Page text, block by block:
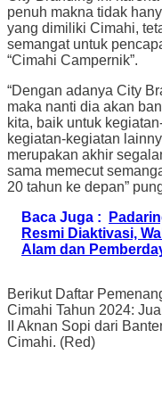
penuh makna tidak
yang dimiliki Cimahi,
semangat untuk
“Cimahi Campernik”.
“Dengan adanya City
maka nanti dia akan
kita, baik untuk
kegiatan-kegiatan
merupakan akhir
sama memecut
20 tahun ke depan”
Baca Juga :
Resmi Diaktivasi,
Alam dan
Berikut Daftar
Cimahi Tahun 2024:
II Aknan Sopi dari
Cimahi. (Red)